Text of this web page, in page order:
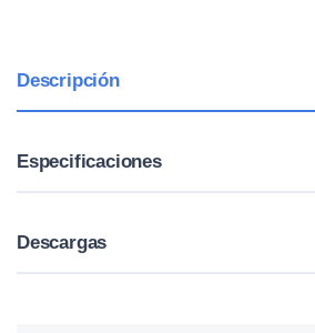
Descripción
Especificaciones
Descargas